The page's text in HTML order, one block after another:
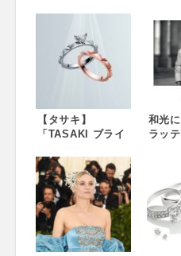
【タサキ】
「TASAKI ブライ
月8 日（金）より
スタート
和光
ラッ
にて
（木）
アの
「ブ